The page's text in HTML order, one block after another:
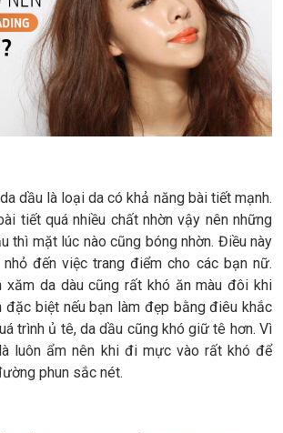
dầu là loại da có khả năng bài tiết mạnh.
tiết quá nhiều chất nhờn vậy nên những
thì mặt lúc nào cũng bóng nhờn. Điều này
đến việc trang điểm cho các bạn nữ.
xăm da dàu cũng rất khó ăn màu đôi khi
đặc biệt nếu bạn làm đẹp bằng điêu khắc
trình ủ tê, da dầu cũng khó giữ tê hơn. Vì
luôn ẩm nên khi đi mực vào rất khó để
phun sắc nét.